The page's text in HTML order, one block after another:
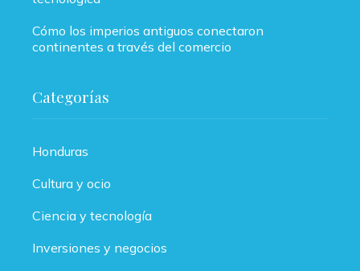
Cómo los imperios antiguos conectaron
continentes a través del comercio
Categorías
Honduras
Cultura y ocio
Ciencia y tecnología
Inversiones y negocios